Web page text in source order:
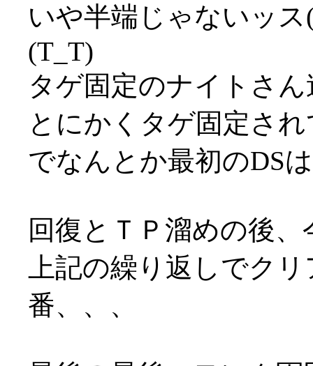
いや半端じゃないッ
(T_T)
タゲ固定のナイトさ
とにかくタゲ固定さ
でなんとか最初のDS
回復とＴＰ溜めの後
上記の繰り返しでク
番、、、